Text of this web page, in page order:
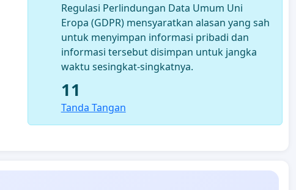
Regulasi Perlindungan Data Umum Uni
Eropa (GDPR) mensyaratkan alasan yang sah
untuk menyimpan informasi pribadi dan
informasi tersebut disimpan untuk jangka
waktu sesingkat-singkatnya.
11
Tanda Tangan